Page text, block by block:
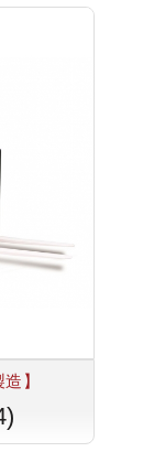
】